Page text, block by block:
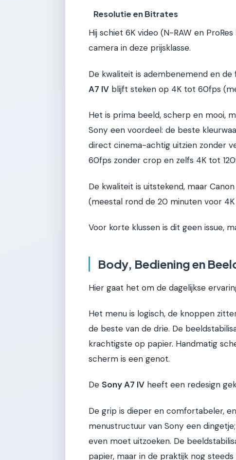
Resolutie en Bitrates
Hij schiet 6K video (N-RAW en
camera in deze prijsklasse.
De kwaliteit is adembenemend en
A7 IV blijft steken op 4K tot 60fps
Het is prima beeld, scherp en mooi,
Sony een voordeel: de beste
direct cinema-achtig uitzien zonder
60fps zonder crop en zelfs 4K tot
De kwaliteit is uitstekend, maar
(meestal rond de 20 minuten voor
Voor korte klussen is dit geen issue,
Body, Bediening en
Hier gaat het om de dagelijkse
Het menu is logisch, de knoppen
de beste van de drie. De
krachtigste op papier. Handmatig
scherm is een genot.
De Sony A7 IV heeft een redesign
De grip is dieper en comfortabeler,
menustructuur van Sony een
even moet uitzoeken. De
papier, maar in de praktijk nog